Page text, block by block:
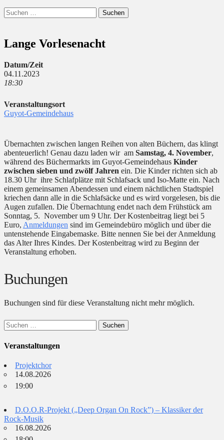
Suchen
Suchen
nach:
Lange Vorlesenacht
Datum/Zeit
04.11.2023
18:30
Veranstaltungsort
Guyot-Gemeindehaus
Übernachten zwischen langen Reihen von alten Büchern, das klingt
abenteuerlich! Genau dazu laden wir am Samstag, 4. November,
während des Büchermarkts im Guyot-Gemeindehaus Kinder
zwischen sieben und zwölf Jahren ein. Die Kinder richten sich ab
18.30 Uhr ihre Schlafplätze mit Schlafsack und Iso-Matte ein. Nach
einem gemeinsamen Abendessen und einem nächtlichen Stadtspiel
kriechen dann alle in die Schlafsäcke und es wird vorgelesen, bis die
Augen zufallen. Die Übernachtung endet nach dem Frühstück am
Sonntag, 5. November um 9 Uhr. Der Kostenbeitrag liegt bei 5
Euro, Anmeldungen sind im Gemeindebüro möglich und über die
untenstehende Eingabemaske. Bitte nennen Sie bei der Anmeldung
das Alter Ihres Kindes. Der Kostenbeitrag wird zu Beginn der
Veranstaltung erhoben.
Buchungen
Buchungen sind für diese Veranstaltung nicht mehr möglich.
Suchen
nach:
Veranstaltungen
Projektchor
14.08.2026
19:00
D.O.O.R-Projekt („Deep Organ On Rock”) – Klassiker der
Rock-Musik
16.08.2026